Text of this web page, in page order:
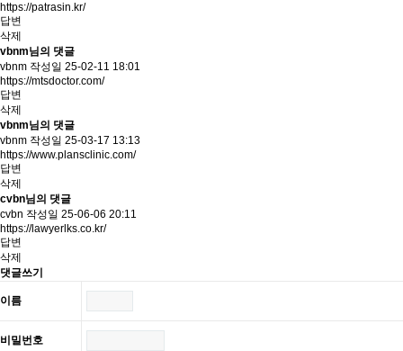
https://patrasin.kr/
답변
삭제
vbnm님의 댓글
vbnm 작성일 25-02-11 18:01
https://mtsdoctor.com/
답변
삭제
vbnm님의 댓글
vbnm 작성일 25-03-17 13:13
https://www.plansclinic.com/
답변
삭제
cvbn님의 댓글
cvbn 작성일 25-06-06 20:11
https://lawyerlks.co.kr/
답변
삭제
댓글쓰기
이름
비밀번호